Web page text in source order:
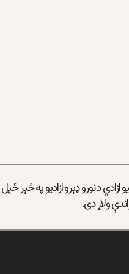
د نورو ډېرو ازادیو په څېر
ولاړ دی.